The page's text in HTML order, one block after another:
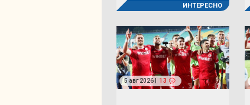
ИНТЕРЕСНО
5 авг 2026 | 13